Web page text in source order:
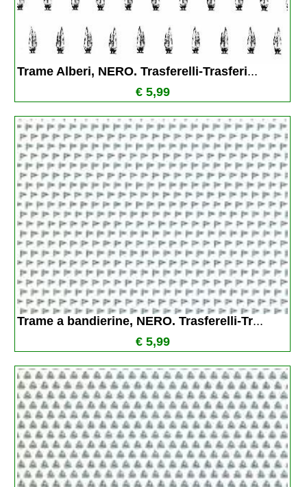
Trame Alberi, NERO. Trasferelli-Trasferi...
€ 5,99
Trame a bandierine, NERO. Trasferelli-Tr...
€ 5,99